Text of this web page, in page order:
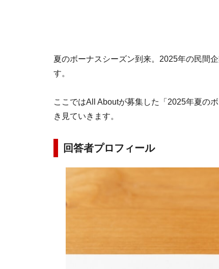
夏のボーナスシーズン到来。2025年の民間
す。
ここではAll Aboutが募集した「2025年夏の
き見ていきます。
回答者プロフィール